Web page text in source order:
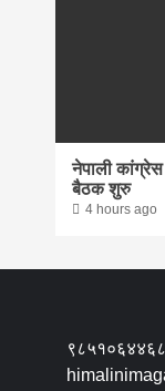
नेपाली
बैठक शुरु
4 hours ago